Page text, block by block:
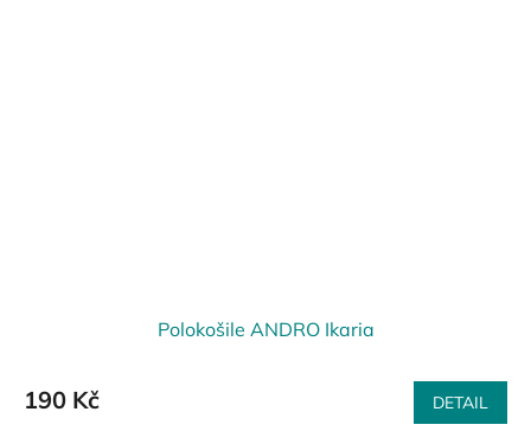
Polokošile ANDRO Ikaria
190 Kč DETAIL